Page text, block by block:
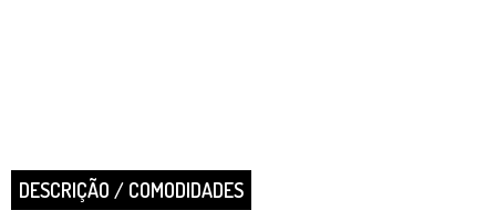
DESCRIÇÃO / COMODIDADES